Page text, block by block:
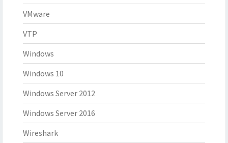
VMware
VTP
Windows
Windows 10
Windows Server 2012
Windows Server 2016
Wireshark